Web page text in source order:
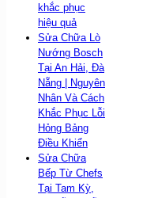
khắc phục
hiệu quả
Sửa Chữa Lò
Nướng Bosch
Tại An Hải, Đà
Nẵng | Nguyên
Nhân Và Cách
Khắc Phục Lỗi
Hỏng Bảng
Điều Khiển
Sửa Chữa
Bếp Từ Chefs
Tại Tam Kỳ,